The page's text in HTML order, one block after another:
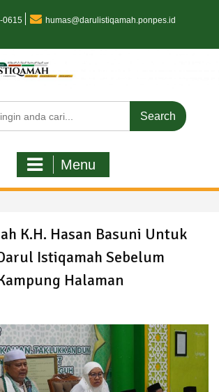
0615 humas@darulistiqamah.ponpes.id
Menu
K.H. Hasan Basuni Untuk
Istiqamah Sebelum
Halaman